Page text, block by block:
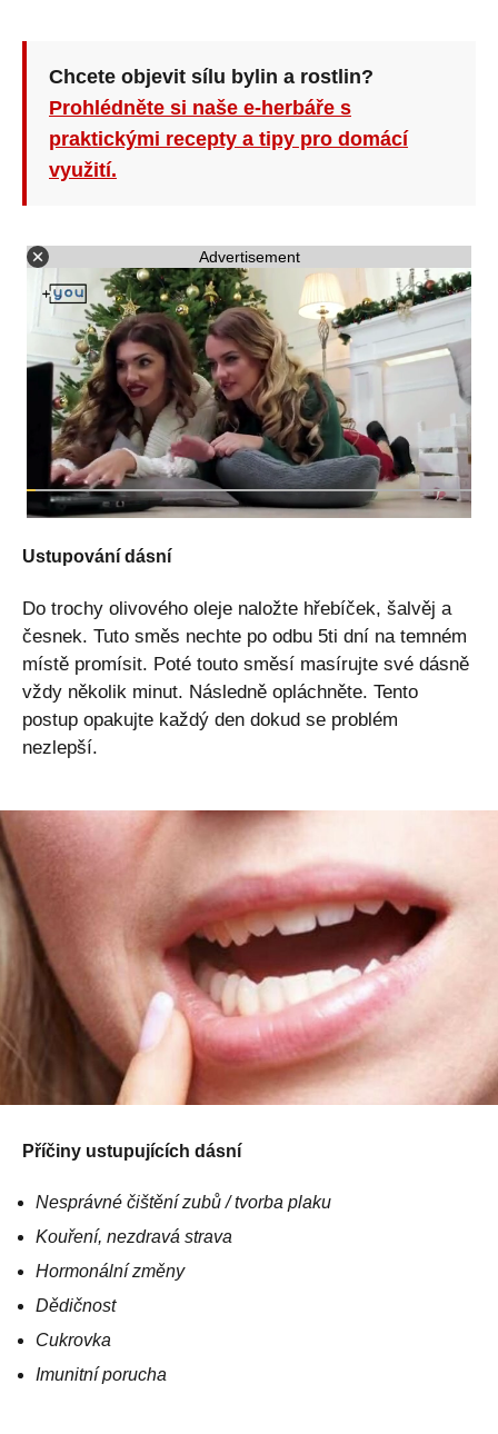
Chcete objevit sílu bylin a rostlin?
Prohlédněte si naše e-herbáře s
praktickými recepty a tipy pro domácí
využití.
Advertisement
Ustupování dásní
Do trochy olivového oleje naložte hřebíček, šalvěj a
česnek. Tuto směs nechte po odbu 5ti dní na temném
místě promísit. Poté touto směsí masírujte své dásně
vždy několik minut. Následně opláchněte. Tento
postup opakujte každý den dokud se problém
nezlepší.
Příčiny ustupujících dásní
Nesprávné čištění zubů / tvorba plaku
Kouření, nezdravá strava
Hormonální změny
Dědičnost
Cukrovka
Imunitní porucha